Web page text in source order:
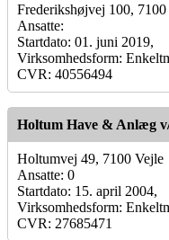
Frederikshøjvej 100,
Ansatte:
Startdato: 01. juni 2019,
Virksomhedsform:
CVR: 40556494
Holtum Have & Anlæg
Holtumvej 49, 7100 Vejle
Ansatte: 0
Startdato: 15. april 2004,
Virksomhedsform:
CVR: 27685471